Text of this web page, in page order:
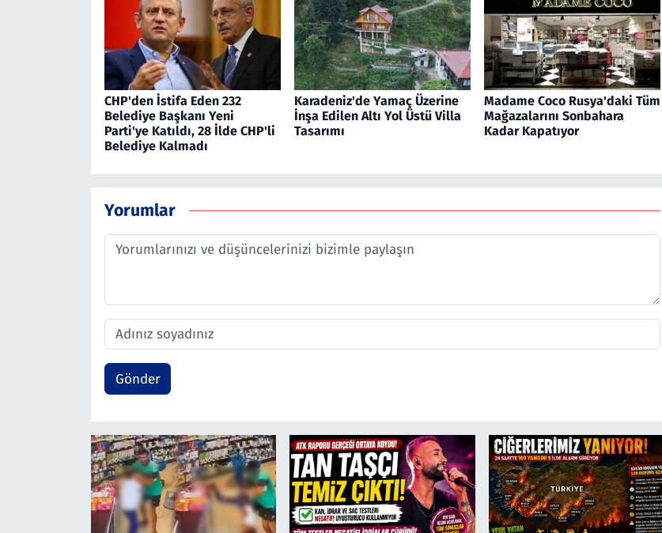
CHP'den İstifa Eden 232
Belediye Başkanı Yeni
Parti'ye Katıldı, 28 İlde CHP'li
Belediye Kalmadı
Karadeniz'de Yamaç Üzerine
İnşa Edilen Altı Yol Üstü Villa
Tasarımı
Madame Coco Rusya'daki Tüm
Mağazalarını Sonbahara
Kadar Kapatıyor
Yorumlar
Gönder